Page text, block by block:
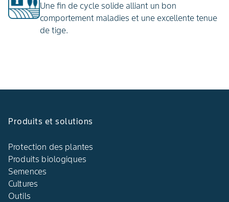
Une fin de cycle solide alliant un bon
comportement maladies et une excellente tenue
de tige.
Produits et solutions
Protection des plantes
Produits biologiques
Semences
Cultures
Outils